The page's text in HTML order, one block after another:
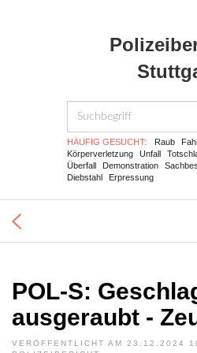
HÄUFIG GESUCHT: Raub
Körperverletzung
Unfall
Überfall
Demonstration
Diebstahl
Erpressung
POL-S:
ausgeraubt -
VERÖFFENTLICHT AM 23.12.2024